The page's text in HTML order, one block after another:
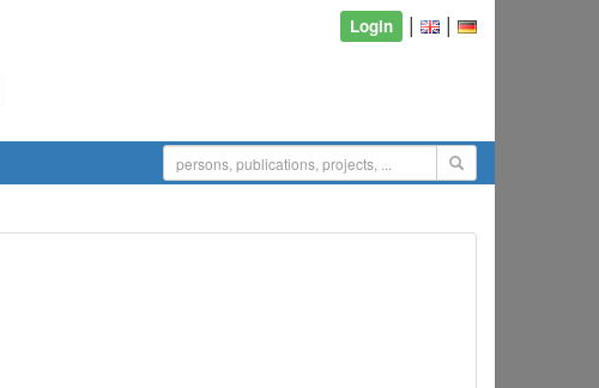
Login | |